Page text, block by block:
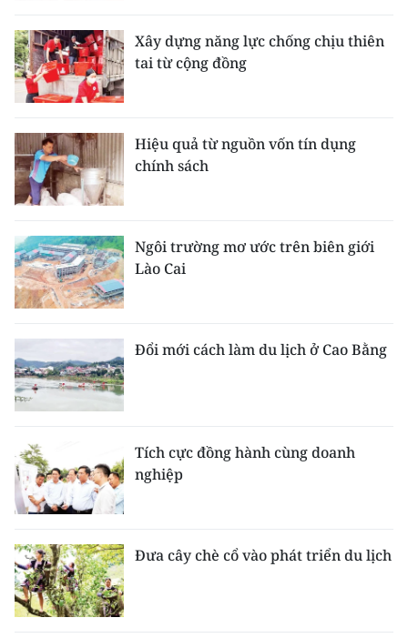
Xây dựng năng lực chống chịu thiên
tai từ cộng đồng
Hiệu quả từ nguồn vốn tín dụng
chính sách
Ngôi trường mơ ước trên biên giới
Lào Cai
Đổi mới cách làm du lịch ở Cao Bằng
Tích cực đồng hành cùng doanh
nghiệp
Đưa cây chè cổ vào phát triển du lịch